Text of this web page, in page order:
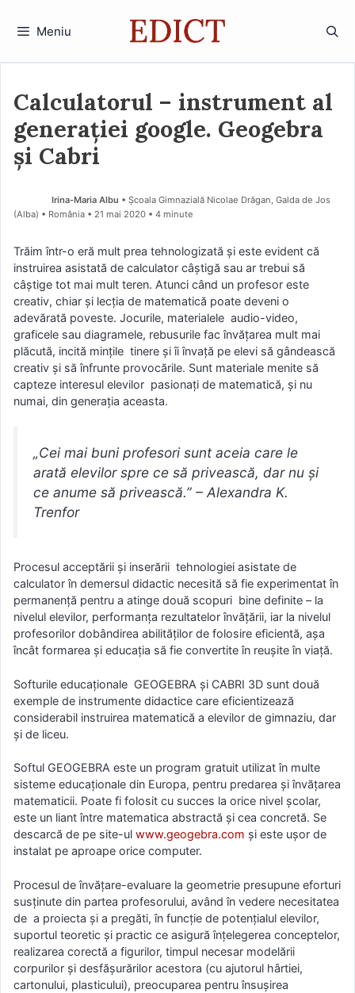
Meniu
Calculatorul – instrument al
generației google. Geogebra
și Cabri
Irina-Maria Albu • Școala Gimnazială Nicolae Drăgan, Galda de Jos
(Alba) • România
21 mai 2020 • 4 minute
Trăim într-o eră mult prea tehnologizată și este evident că
instruirea asistată de calculator câștigă sau ar trebui să
câștige tot mai mult teren. Atunci când un profesor este
creativ, chiar și lecția de matematică poate deveni o
adevărată poveste. Jocurile, materialele audio-video,
graficele sau diagramele, rebusurile fac învățarea mult mai
plăcută, incită mințile tinere și îi învață pe elevi să gândească
creativ și să înfrunte provocările. Sunt materiale menite să
capteze interesul elevilor pasionați de matematică, și nu
numai, din generația aceasta.
„Cei mai buni profesori sunt aceia care le
arată elevilor spre ce să privească, dar nu și
ce anume să privească.” – Alexandra K.
Trenfor
Procesul acceptării și inserării tehnologiei asistate de
calculator în demersul didactic necesită să fie experimentat în
permanență pentru a atinge două scopuri bine definite – la
nivelul elevilor, performanța rezultatelor învățării, iar la nivelul
profesorilor dobândirea abilităților de folosire eficientă, așa
încât formarea și educația să fie convertite în reușite în viață.
Softurile educaționale GEOGEBRA și CABRI 3D sunt două
exemple de instrumente didactice care eficientizează
considerabil instruirea matematică a elevilor de gimnaziu, dar
și de liceu.
Softul GEOGEBRA este un program gratuit utilizat în multe
sisteme educaționale din Europa, pentru predarea și învățarea
matematicii. Poate fi folosit cu succes la orice nivel școlar,
este un liant între matematica abstractă și cea concretă. Se
descarcă de pe site-ul www.geogebra.com și este ușor de
instalat pe aproape orice computer.
Procesul de învățare-evaluare la geometrie presupune eforturi
susținute din partea profesorului, având în vedere necesitatea
de a proiecta și a pregăti, în funcție de potențialul elevilor,
suportul teoretic și practic ce asigură înțelegerea conceptelor,
realizarea corectă a figurilor, timpul necesar modelării
corpurilor și desfășurărilor acestora (cu ajutorul hârtiei,
cartonului, plasticului), preocuparea pentru însușirea